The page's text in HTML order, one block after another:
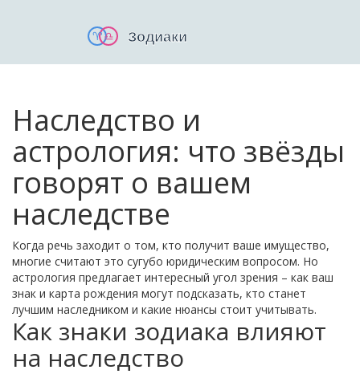
Наследство и
астрология: что звёзды
говорят о вашем
наследстве
Когда речь заходит о том, кто получит ваше имущество,
многие считают это сугубо юридическим вопросом. Но
астрология предлагает интересный угол зрения – как ваш
знак и карта рождения могут подсказать, кто станет
лучшим наследником и какие нюансы стоит учитывать.
Как знаки зодиака влияют
на наследство